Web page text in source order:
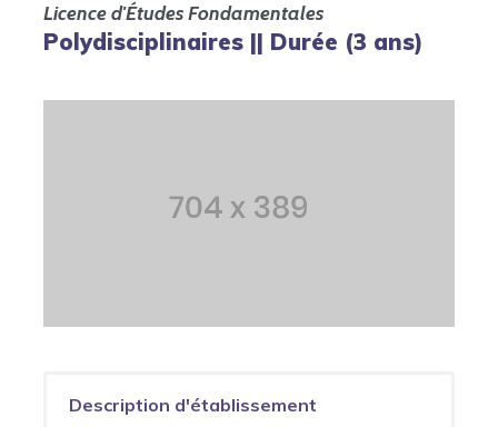
Licence d'Études Fondamentales
Polydisciplinaires || Durée (3 ans)
Description d'établissement